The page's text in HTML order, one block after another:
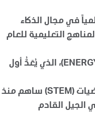
في مجال الذكاء
في المناهج التعليمية للعام
"أدنوك" و"إيه آي كيو" تستعرضان حل "ذكاء اصطناعي لطاقة المستقبل" (ENERGYai)، الذي يُعَدُّ أول
برنامج "أدنوك" التعليمي في مجالات العلوم والتكنولوجيا والهندسة والرياضيات (STEM) ساهم منذ